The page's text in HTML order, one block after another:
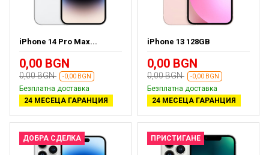
iPhone 14 Pro Max...
0,00 BGN
0,00 BGN -0,00 BGN
Безплатна доставка
24 МЕСЕЦА ГАРАНЦИЯ
iPhone 13 128GB
0,00 BGN
0,00 BGN -0,00 BGN
Безплатна доставка
24 МЕСЕЦА ГАРАНЦИЯ
ДОБРА СДЕЛКА ПРИСТИГАНЕ